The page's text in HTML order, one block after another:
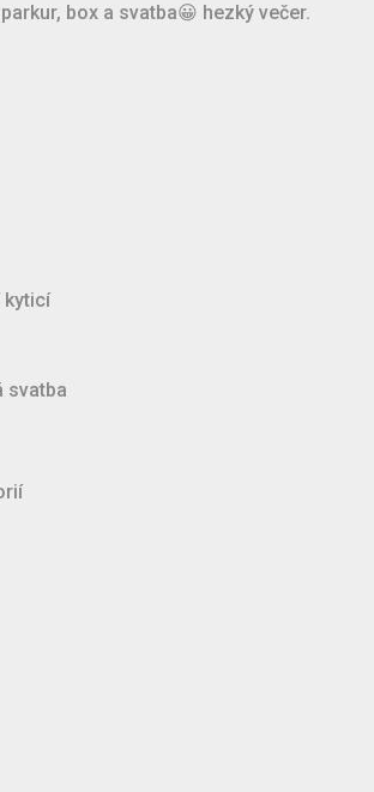
box a svatba😀 hezký večer.
kyticí
svatba